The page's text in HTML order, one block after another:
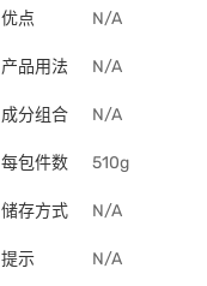
优点 N/A
产品用法 N/A
成分组合 N/A
每包件数 510g
储存方式 N/A
提示 N/A